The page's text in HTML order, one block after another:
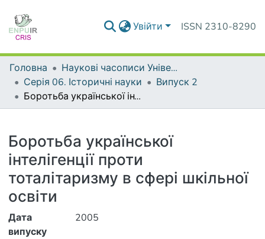
Увійти ISSN 2310-8290
Головна
Наукові часописи Університету
Серія 06. Історичні науки
Випуск 2
Боротьба української інтелігенції проти тоталітаризму в сфері шкільної освіти
Боротьба української
інтелігенції проти
тоталітаризму в сфері шкільної
освіти
Дата
випуску
2005